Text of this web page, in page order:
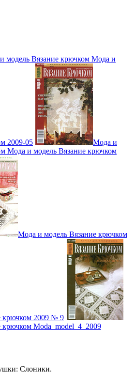
модель Вязание крючком Мода и
2009-05
Мода и
Мода и модель Вязание крючком
Мода и модель Вязание крючком
крючком 2009 № 9
Moda_model_4_2009
Слоники.